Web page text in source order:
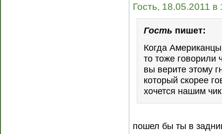
Гость, 18.05.2011
Гость пишет:
Когда
то тоже говорили
вы верите этому
который скорее
хочется нашим
пошел бы ты в